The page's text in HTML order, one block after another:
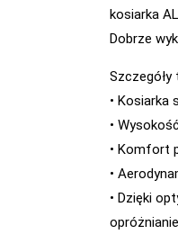
kosiarka
Dobrze
Szczegóły
• Kosiarka
•
• Komfort
•
• Dzięki